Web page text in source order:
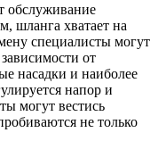
обслуживание
шланга хватает на
специалисты могут
от
насадки и наиболее
напор и
могут вестись
не только